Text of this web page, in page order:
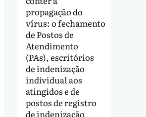
propagação do
vírus: o fechamento
de Postos de
Atendimento
(PAs), escritórios
de indenização
individual aos
atingidos e de
postos de registro
de indenização